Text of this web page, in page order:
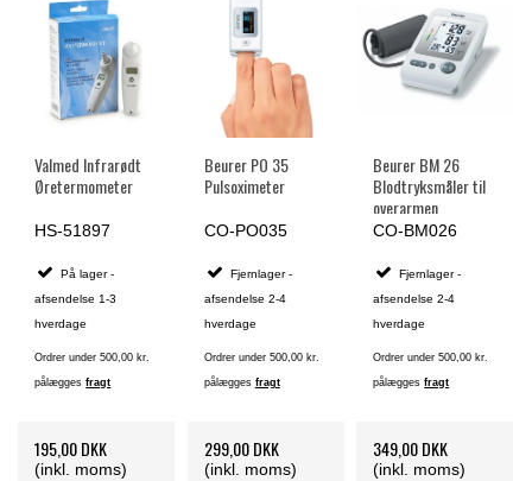
Valmed Infrarødt
Øretermometer
HS-51897
På lager -
afsendelse 1-3
hverdage
Ordrer under 500,00 kr.
pålæggesfragt
195,00 DKK
(inkl. moms)
Beurer PO 35
Pulsoximeter
CO-PO035
Fjernlager -
afsendelse 2-4
hverdage
Ordrer under 500,00 kr.
pålægges fragt
299,00 DKK
(inkl. moms)
Beurer BM 26
Blodtryksmåler til
overarmen
CO-BM026
Fjernlager -
afsendelse 2-4
hverdage
Ordrer under 500,00 kr.
pålæggesfragt
349,00 DKK
(inkl. moms)